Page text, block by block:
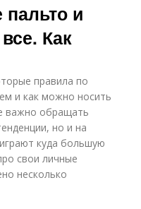
пальто и
Как
правила по
и как можно носить
важно обращать
но и на
куда большую
свои личные
несколько